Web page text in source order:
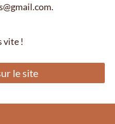
vite !
le site